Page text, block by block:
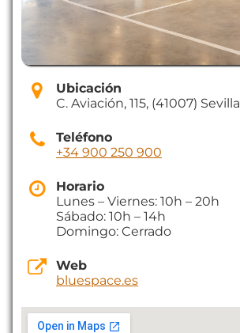
Ubicación
C. Aviación, 115, (41007) Sevilla
Teléfono
+34 900 250 900
Horario
Lunes – Viernes: 10h – 20h
Sábado: 10h – 14h
Domingo: Cerrado
Web
bluespace.es